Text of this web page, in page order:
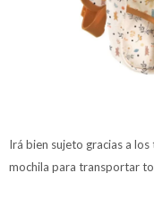
Irá bien sujeto gracias a
mochila para transportar